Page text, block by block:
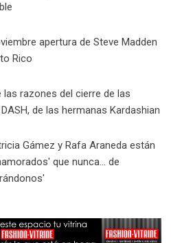
apertura de Steve Madden
Rico
las razones del cierre de las
de las hermanas Kardashian
Gámez y Rafa Araneda están
que nunca... de